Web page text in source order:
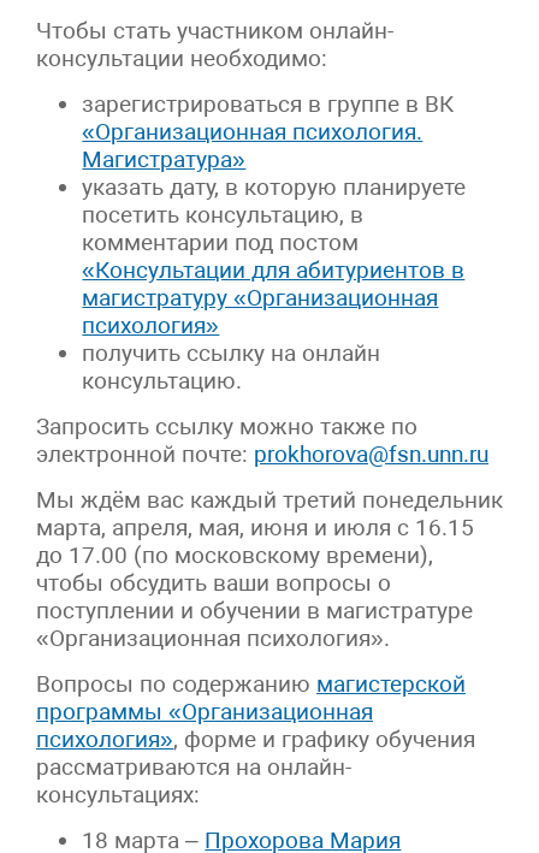
Чтобы стать участником онлайн-
консультации необходимо:
зарегистрироваться в группе в ВК
«Организационная психология.
Магистратура»
указать дату, в которую планируете
посетить консультацию, в
комментарии под постом
«Консультации для абитуриентов в
магистратуру «Организационная
психология»
получить ссылку на онлайн
консультацию.
Запросить ссылку можно также по
электронной почте: prokhorova@fsn.unn.ru
Мы ждём вас каждый третий понедельник
марта, апреля, мая, июня и июля с 16.15
до 17.00 (по московскому времени),
чтобы обсудить ваши вопросы о
поступлении и обучении в магистратуре
«Организационная психология».
Вопросы по содержанию магистерской
программы «Организационная
психология», форме и графику обучения
рассматриваются на онлайн-
консультациях:
18 марта – Прохорова Мария